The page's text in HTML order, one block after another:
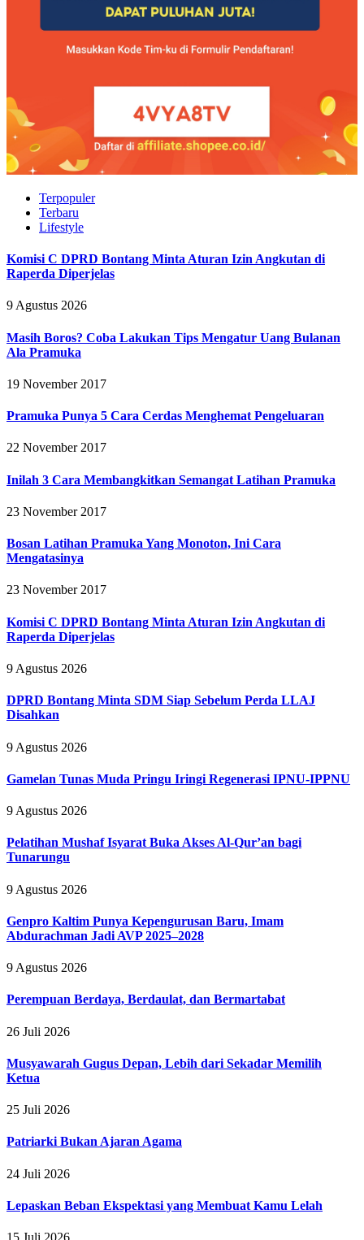
Terpopuler
Terbaru
Lifestyle
Komisi C DPRD Bontang Minta Aturan Izin Angkutan di
Raperda Diperjelas
9 Agustus 2026
Masih Boros? Coba Lakukan Tips Mengatur Uang Bulanan
Ala Pramuka
19 November 2017
Pramuka Punya 5 Cara Cerdas Menghemat Pengeluaran
22 November 2017
Inilah 3 Cara Membangkitkan Semangat Latihan Pramuka
23 November 2017
Bosan Latihan Pramuka Yang Monoton, Ini Cara
Mengatasinya
23 November 2017
Komisi C DPRD Bontang Minta Aturan Izin Angkutan di
Raperda Diperjelas
9 Agustus 2026
DPRD Bontang Minta SDM Siap Sebelum Perda LLAJ
Disahkan
9 Agustus 2026
Gamelan Tunas Muda Pringu Iringi Regenerasi IPNU-IPPNU
9 Agustus 2026
Pelatihan Mushaf Isyarat Buka Akses Al-Qur’an bagi
Tunarungu
9 Agustus 2026
Genpro Kaltim Punya Kepengurusan Baru, Imam
Abdurachman Jadi AVP 2025–2028
9 Agustus 2026
Perempuan Berdaya, Berdaulat, dan Bermartabat
26 Juli 2026
Musyawarah Gugus Depan, Lebih dari Sekadar Memilih
Ketua
25 Juli 2026
Patriarki Bukan Ajaran Agama
24 Juli 2026
Lepaskan Beban Ekspektasi yang Membuat Kamu Lelah